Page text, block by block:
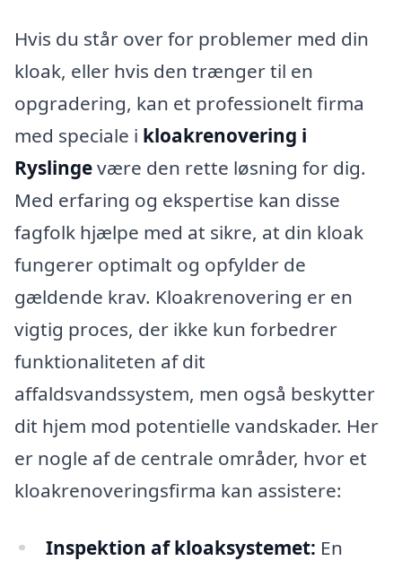
Hvis du står over for problemer med din
kloak, eller hvis den trænger til en
opgradering, kan et professionelt firma
med speciale i kloakrenovering i
Ryslingevære den rette løsning for dig.
Med erfaring og ekspertise kan disse
fagfolk hjælpe med at sikre, at din kloak
fungerer optimalt og opfylder de
gældende krav. Kloakrenovering er en
vigtig proces, der ikke kun forbedrer
funktionaliteten af dit
affaldsvandssystem, men også beskytter
dit hjem mod potentielle vandskader. Her
er nogle af de centrale områder, hvor et
kloakrenoveringsfirma kan assistere:
Inspektion af kloaksystemet: En